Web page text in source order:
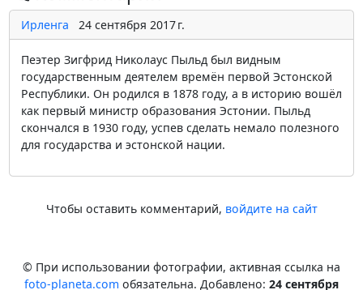
Ирленга 24 сентября 2017 г.
Пеэтер Зигфрид Николаус Пыльд был видным
государственным деятелем времён первой Эстонской
Республики. Он родился в 1878 году, а в историю вошёл
как первый министр образования Эстонии. Пыльд
скончался в 1930 году, успев сделать немало полезного
для государства и эстонской нации.
Чтобы оставить комментарий, войдите на сайт
© При использовании фотографии, активная ссылка на
foto-planeta.com обязательна. Добавлено: 24 сентября